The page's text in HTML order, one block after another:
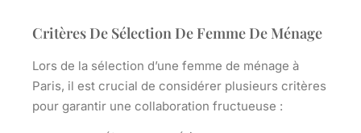
Critères De Sélection De Femme De Ménage
Lors de la sélection d’une femme de ménage à
Paris, il est crucial de considérer plusieurs critères
pour garantir une collaboration fructueuse :